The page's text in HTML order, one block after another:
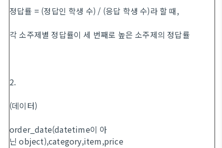
정답률 = (정답인 학생 수) / (응답 학생 수)라 할 때,
각 소주제별 정답률이 세 번째로 높은 소주제의 정답률
2.
(데이터)
order_date(datetime이 아
닌 object),category,item,price